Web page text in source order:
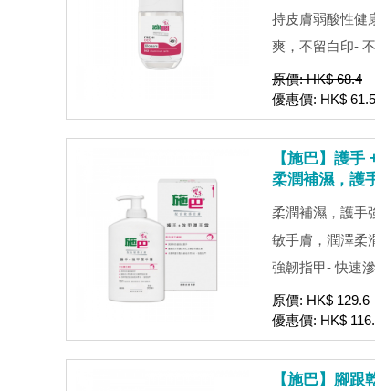
持皮膚弱酸性健
爽，不留白印-
原價: HK$ 68.4
優惠價: HK$
【施巴】護
柔潤補濕，護
柔潤補濕，護手
敏手膚，潤澤柔
強韌指甲- 快速
原價: HK$ 129.6
優惠價: HK$
【施巴】腳跟